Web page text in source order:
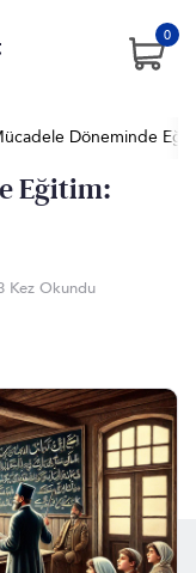
0
Döneminde
Eğitim:
Kez Okundu